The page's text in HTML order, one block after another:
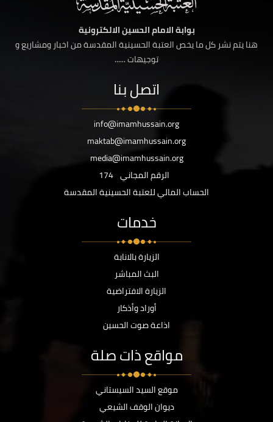
بوابة الامام الحسين الالكترونية
هنا يتم نشر كل ما يخص العتبة الحسينية المقدسة من اخبار ومشاريع و
توجيهات ......
اتصل بنا
info@imamhussain.org
maktab@imamhussain.org
media@imamhussain.org
الرقم المجاني 174
الحساب المالي للعتبة الحسينية المقدسة
خدمات
الزيارة بالانابة
البث المباشر
الزيارة الافتراضية
أوراد وأذكار
اذاعة صوت الحسين
مواقع ذات صلة
موقع السيد السيستاني
ديوان الوقف الشيعي